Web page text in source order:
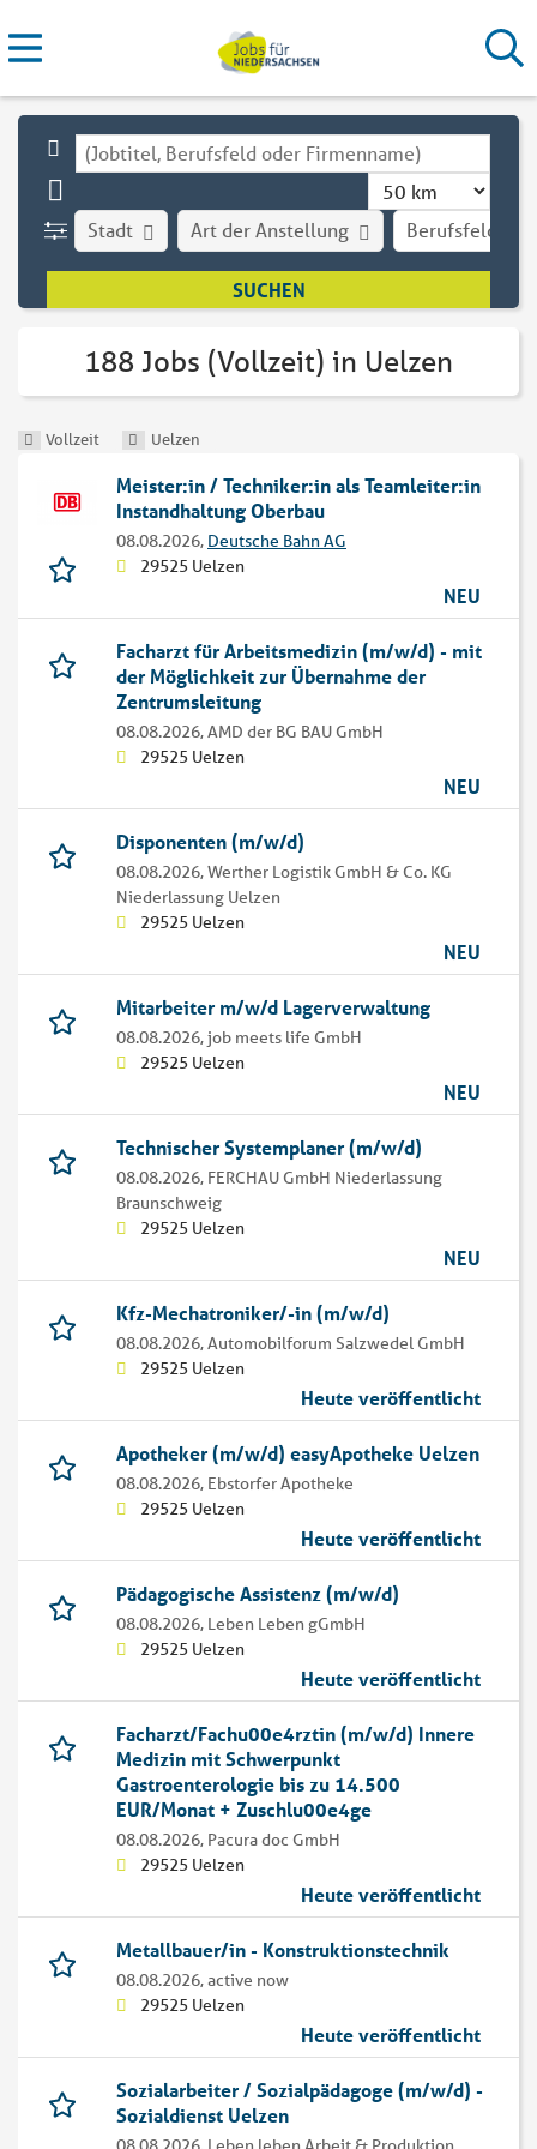
Stadt Art der Anstellung Berufsfeld
188 Jobs (Vollzeit) in Uelzen
Vollzeit Uelzen
Meister:in / Techniker:in als Teamleiter:in
Instandhaltung Oberbau
08.08.2026, Deutsche Bahn AG
29525 Uelzen
NEU
Facharzt für Arbeitsmedizin (m/w/d) - mit
der Möglichkeit zur Übernahme der
Zentrumsleitung
08.08.2026,AMD der BG BAU GmbH
29525 Uelzen
NEU
Disponenten (m/w/d)
08.08.2026,Werther Logistik GmbH & Co. KG
Niederlassung Uelzen
29525 Uelzen
NEU
Mitarbeiter m/w/d Lagerverwaltung
08.08.2026,job meets life GmbH
29525 Uelzen
NEU
Technischer Systemplaner (m/w/d)
08.08.2026, FERCHAU GmbH Niederlassung
Braunschweig
29525 Uelzen
NEU
Kfz-Mechatroniker/-in (m/w/d)
08.08.2026,Automobilforum Salzwedel GmbH
29525 Uelzen
Heute veröffentlicht
Apotheker (m/w/d) easyApotheke Uelzen
08.08.2026, Ebstorfer Apotheke
29525 Uelzen
Heute veröffentlicht
Pädagogische Assistenz (m/w/d)
08.08.2026, Leben Leben gGmbH
29525 Uelzen
Heute veröffentlicht
Facharzt/Fachu00e4rztin (m/w/d) Innere
Medizin mit Schwerpunkt
Gastroenterologie bis zu 14.500
EUR/Monat + Zuschlu00e4ge
08.08.2026, Pacura doc GmbH
29525 Uelzen
Heute veröffentlicht
Metallbauer/in - Konstruktionstechnik
08.08.2026,active now
29525 Uelzen
Heute veröffentlicht
Sozialarbeiter / Sozialpädagoge (m/w/d) -
Sozialdienst Uelzen